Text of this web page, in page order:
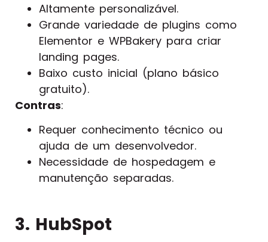
Altamente personalizável.
Grande variedade de plugins como
Elementor e WPBakery para criar
landing pages.
Baixo custo inicial (plano básico
gratuito).
Contras:
Requer conhecimento técnico ou
ajuda de um desenvolvedor.
Necessidade de hospedagem e
manutenção separadas.
3. HubSpot